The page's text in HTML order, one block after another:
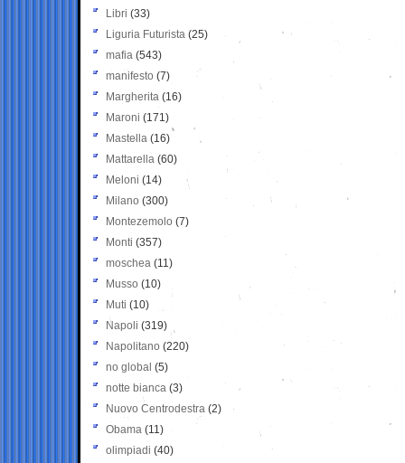
Libri (33)
Liguria Futurista (25)
mafia (543)
manifesto (7)
Margherita (16)
Maroni (171)
Mastella (16)
Mattarella (60)
Meloni (14)
Milano (300)
Montezemolo (7)
Monti (357)
moschea (11)
Musso (10)
Muti (10)
Napoli (319)
Napolitano (220)
no global (5)
notte bianca (3)
Nuovo Centrodestra (2)
Obama (11)
olimpiadi (40)